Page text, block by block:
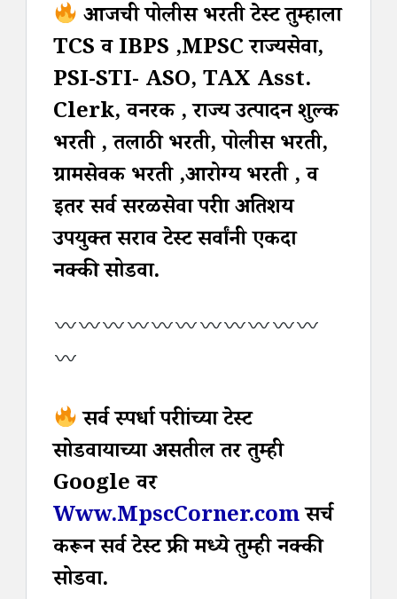
आजची पोलीस भरती टेस्ट तुम्हाला
TCS व IBPS ,MPSC राज्यसेवा,
PSI-STI- ASO, TAX Asst.
Clerk, वनरक्षक , राज्य उत्पादन शुल्क
भरती , तलाठी भरती, पोलीस भरती,
ग्रामसेवक भरती ,आरोग्य भरती , व
इतर सर्व सरळसेवा परीक्षा अतिशय
उपयुक्त सराव टेस्ट सर्वांनी एकदा
नक्की सोडवा.
सर्व स्पर्धा परीक्षांच्या टेस्ट
सोडवायाच्या असतील तर तुम्ही
Google वर
Www.MpscCorner.comसर्च
करून सर्व टेस्ट फ्री मध्ये तुम्ही नक्की
सोडवा.